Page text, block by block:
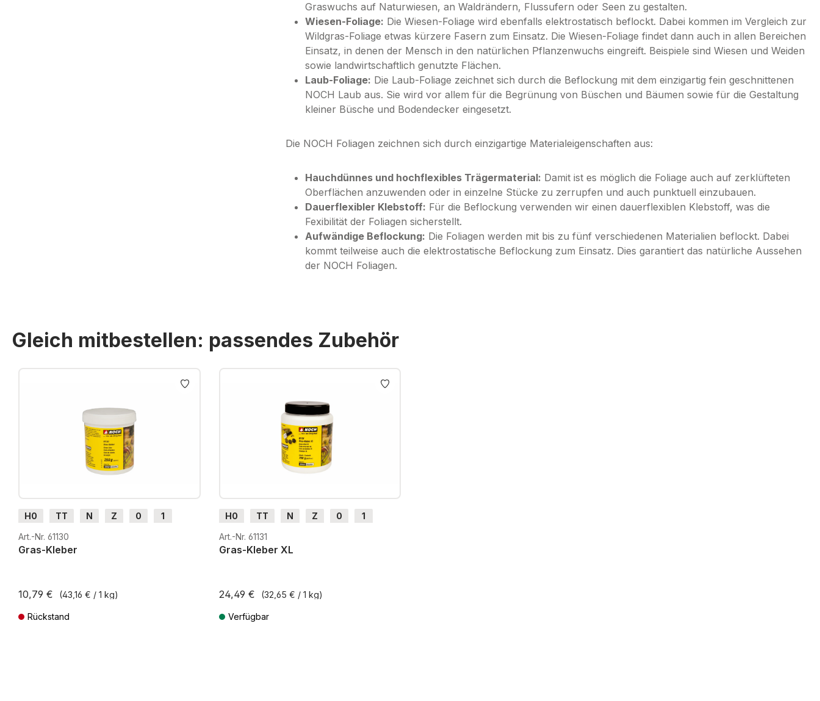
Graswuchs auf Naturwiesen, an Waldrändern, Flussufern oder Seen zu gestalten.
Wiesen-Foliage: Die Wiesen-Foliage wird ebenfalls elektrostatisch beflockt. Dabei kommen im Vergleich zur
Wildgras-Foliage etwas kürzere Fasern zum Einsatz. Die Wiesen-Foliage findet dann auch in allen Bereichen
Einsatz, in denen der Mensch in den natürlichen Pflanzenwuchs eingreift. Beispiele sind Wiesen und Weiden
sowie landwirtschaftlich genutzte Flächen.
Laub-Foliage: Die Laub-Foliage zeichnet sich durch die Beflockung mit dem einzigartig fein geschnittenen
NOCH Laub aus. Sie wird vor allem für die Begrünung von Büschen und Bäumen sowie für die Gestaltung
kleiner Büsche und Bodendecker eingesetzt.
Die NOCH Foliagen zeichnen sich durch einzigartige Materialeigenschaften aus:
Hauchdünnes und hochflexibles Trägermaterial: Damit ist es möglich die Foliage auch auf zerklüfteten
Oberflächen anzuwenden oder in einzelne Stücke zu zerrupfen und auch punktuell einzubauen.
Dauerflexibler Klebstoff: Für die Beflockung verwenden wir einen dauerflexiblen Klebstoff, was die
Fexibilität der Foliagen sicherstellt.
Aufwändige Beflockung: Die Foliagen werden mit bis zu fünf verschiedenen Materialien beflockt. Dabei
kommt teilweise auch die elektrostatische Beflockung zum Einsatz. Dies garantiert das natürliche Aussehen
der NOCH Foliagen.
Gleich mitbestellen: passendes Zubehör
Produktgalerie überspringen
H0 TT N Z 0
1
G
H0m
Art.-Nr. 61130
Gras-Kleber
10,79 € (43,16 € / 1 kg)
Rückstand
H0 TT N Z 0
1
G
H0m
Art.-Nr. 61131
Gras-Kleber XL
24,49 € (32,65 € / 1 kg)
Verfügbar